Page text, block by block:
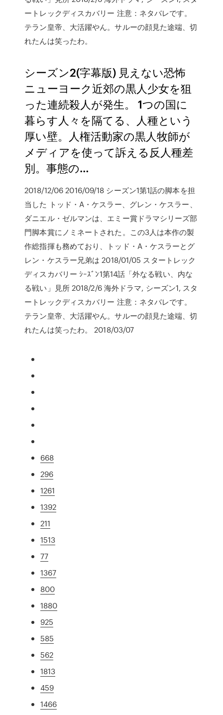
ートレックディスカバリー 注意：ネタバレです。
テラン皇帝、大活躍やん。サルーの顔見た途端、切
れたんは笑ったわ。
シーズン2(字幕版) 見えない恐怖
ニューヨーク近郊の黒人少女を狙
った連続殺人が発生。 1つの国に
暮らす人々を隔てる、人種という
厚い壁。人権活動家の黒人牧師が
メディアを使って訴える反人種差
別。事態の…
2018/12/06 2016/09/18 シーズン1第1話の脚本を担
当した トッド・A・ケスラー、グレン・ケスラー、
ダニエル・ゼルマンは、エミー賞ドラマシリーズ部
門脚本賞にノミネートされた。この3人は本作の製
作総指揮も務めており、トッド・A・ケスラーとグ
レン・ケスラー兄弟は 2018/01/05 スタートレック
ディスカバリー ｼｰｽﾞﾝ1第14話「外なる戦い、内な
る戦い」見所 2018/2/6 海外ドラマ, シーズン1, スタ
ートレックディスカバリー 注意：ネタバレです。
テラン皇帝、大活躍やん。サルーの顔見た途端、切
れたんは笑ったわ。 2018/03/07
668
296
1261
1392
211
1513
77
1367
800
1880
925
585
562
1813
459
1466